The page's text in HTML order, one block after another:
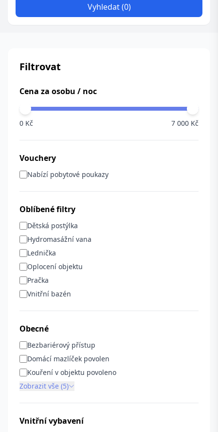
Vyhledat (0)
Filtrovat
Cena za osobu / noc
0 Kč 7 000 Kč
Vouchery
Nabízí pobytové poukazy
Oblíbené filtry
Dětská postýlka
Hydromasážní vana
Lednička
Oplocení objektu
Pračka
Vnitřní bazén
Obecné
Bezbariérový přístup
Domácí mazlíček povolen
Kouření v objektu povoleno
Zobrazit vše (5)
Vnitřní vybavení